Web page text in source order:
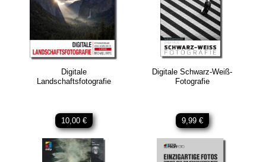
Digitale
Landschaftsfotografie
10,00 €
Digitale Schwarz-Weiß-
Fotografie
9,99 €